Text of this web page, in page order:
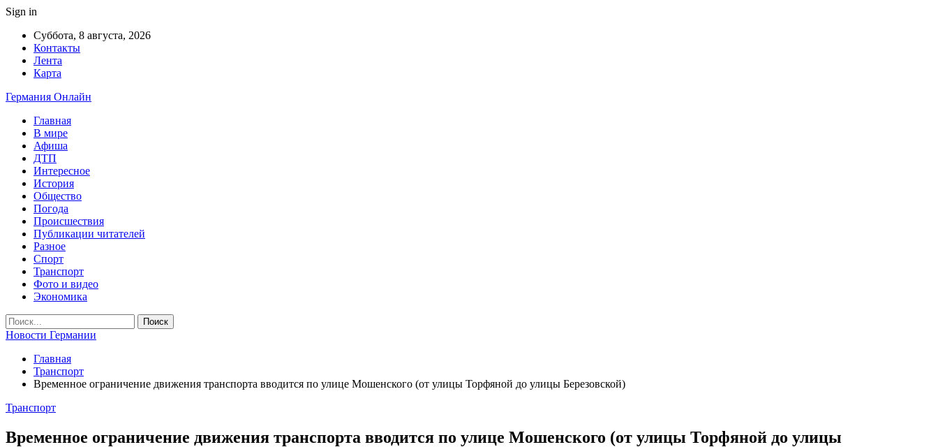
Sign in
Суббота, 8 августа, 2026
Контакты
Лента
Карта
Германия Онлайн
Главная
В мире
Афиша
ДТП
Интересное
История
Общество
Погода
Происшествия
Публикации читателей
Разное
Спорт
Транспорт
Фото и видео
Экономика
Новости Германии
Главная
Транспорт
Временное ограничение движения транспорта вводится по улице Мошенского (от улицы Торфяной до улицы Березовской)
Транспорт
Временное ограничение движения транспорта вводится по улице Мошенского (от улицы Торфяной до улицы